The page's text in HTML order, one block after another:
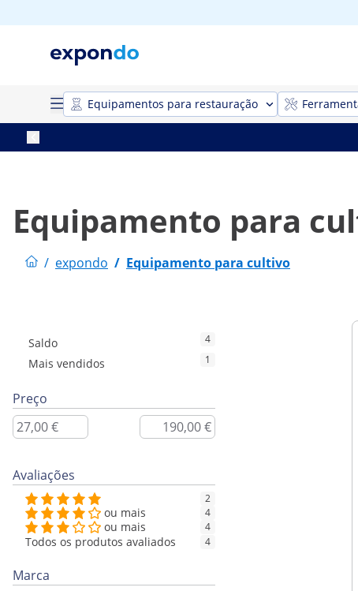
Equipamentos para restauração
Equipamento para
/ expondo / Equipamento para cultivo
Saldo 4
Mais vendidos 1
Preço
Avaliações
2
ou mais 4
ou mais 4
Todos os produtos avaliados 4
Marca